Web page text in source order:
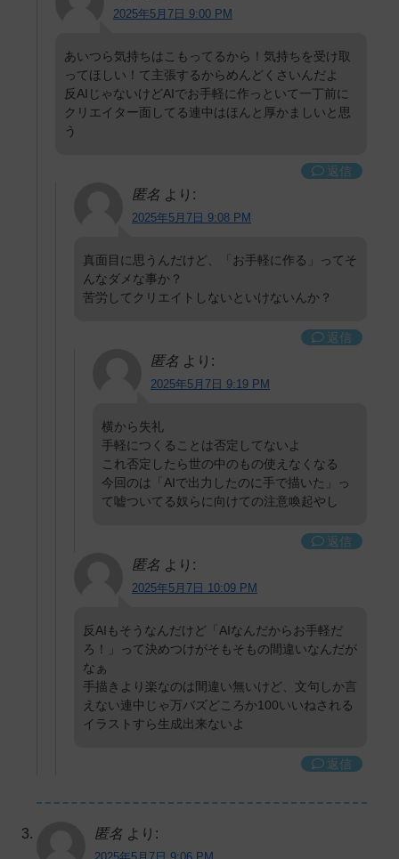
2025年5月7日 9:00 PM
あいつら気持ちはこもってるから！気持ちを受け取
ってほしい！て主張するからめんどくさいんだよ
反AIじゃないけどAIでお手軽に作っといて一丁前に
クリエイター面してる連中はほんと厚かましいと思
う
返信
匿名 より:
2025年5月7日 9:08 PM
真面目に思うんだけど、「お手軽に作る」ってそ
んなダメな事か？
苦労してクリエイトしないといけないんか？
返信
匿名 より:
2025年5月7日 9:19 PM
横から失礼
手軽につくることは否定してないよ
これ否定したら世の中のもの使えなくなる
今回のは「AIで出力したのに手で描いた」っ
て嘘ついてる奴らに向けての注意喚起やし
返信
匿名 より:
2025年5月7日 10:09 PM
反AIもそうなんだけど「AIなんだからお手軽だ
ろ！」って決めつけがそもそもの間違いなんだが
なぁ
手描きより楽なのは間違い無いけど、文句しか言
えない連中じゃ万バズどころか100いいねされる
イラストすら生成出来ないよ
返信
匿名 より: